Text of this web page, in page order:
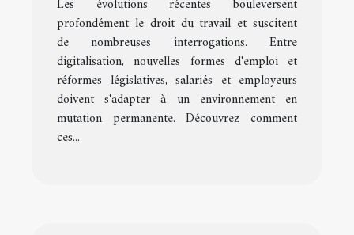
travail ?
Les évolutions récentes bouleversent
profondément le droit du travail et suscitent
de nombreuses interrogations. Entre
digitalisation, nouvelles formes d'emploi et
réformes législatives, salariés et employeurs
doivent s'adapter à un environnement en
mutation permanente. Découvrez comment
ces...